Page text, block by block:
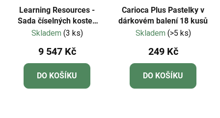
Learning Resources -
Sada číselných kostek
MathLink® pro učebnu
Skladem (3 ks)
9 547 Kč
DO KOŠÍKU
Carioca Plus Pastelky v
dárkovém balení 18 kusů
Skladem (>5 ks)
249 Kč
DO KOŠÍKU